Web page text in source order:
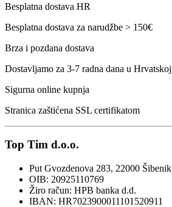
Besplatna dostava HR
Besplatna dostava za narudžbe > 150€
Brza i pozdana dostava
Dostavljamo za 3-7 radna dana u Hrvatskoj
Sigurna online kupnja
Stranica zaštićena SSL certifikatom
Top Tim d.o.o.
Put Gvozdenova 283, 22000 Šibenik
OIB: 20925110769
Žiro račun: HPB banka d.d.
IBAN: HR7023900011101520911